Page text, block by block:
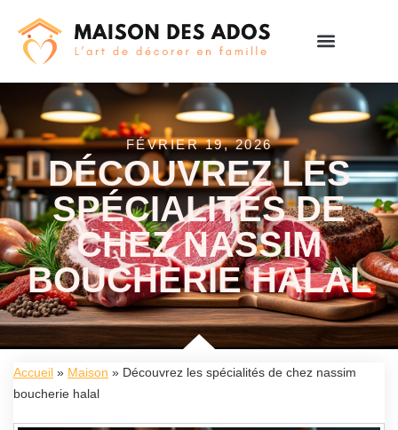
FÉVRIER 19, 2026
DÉCOUVREZ LES
SPÉCIALITÉS DE
CHEZ NASSIM
BOUCHERIE HALAL
Accueil » Maison » Découvrez les spécialités de chez nassim
boucherie halal